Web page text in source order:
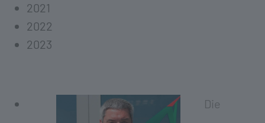
2021
2022
2023
Die